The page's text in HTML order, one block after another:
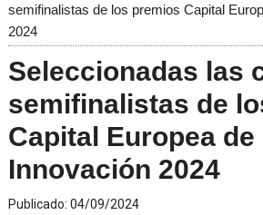
semifinalistas de los premios Capital
2024
Seleccionadas las
semifinalistas de
Capital Europea de
Innovación 2024
Publicado: 04/09/2024